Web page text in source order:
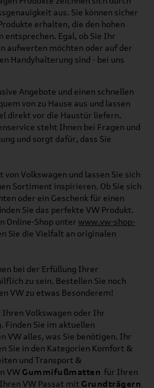
aus. Sie können sicher
erhalten, die den hohen
entsprechen. Egal, ob Sie Ihr
aufwerten möchten oder auf der
Handyhalterung sind - bei uns
Angebote und einen schnellen
von zu Hause aus und lassen
direkt vor die Haustür liefern.
steht Ihnen bei Fragen und
und sorgt dafür, dass Sie
von Volkswagen und lassen Sie sich
Sortiment inspirieren. Ob Sie sich
oder ein Geschenk für einen
Sie das perfekte VW Produkt.
Online-Shop unter www.vw-shop-
Sie die Vielfalt an originalen
bei der Erfüllung Ihrer
zu sein. Bestellen Sie noch
VW zu etwas Besonderem!
Ihren Volkswagen oder Ihr
Finden Sie im aktuellen
VW alles, was Sie benötigen. Ihr
Sie in den Kategorien Komfort &
und Transport &
VW Gummifußmatten für Ihren
VW Passat mit Grundträgern